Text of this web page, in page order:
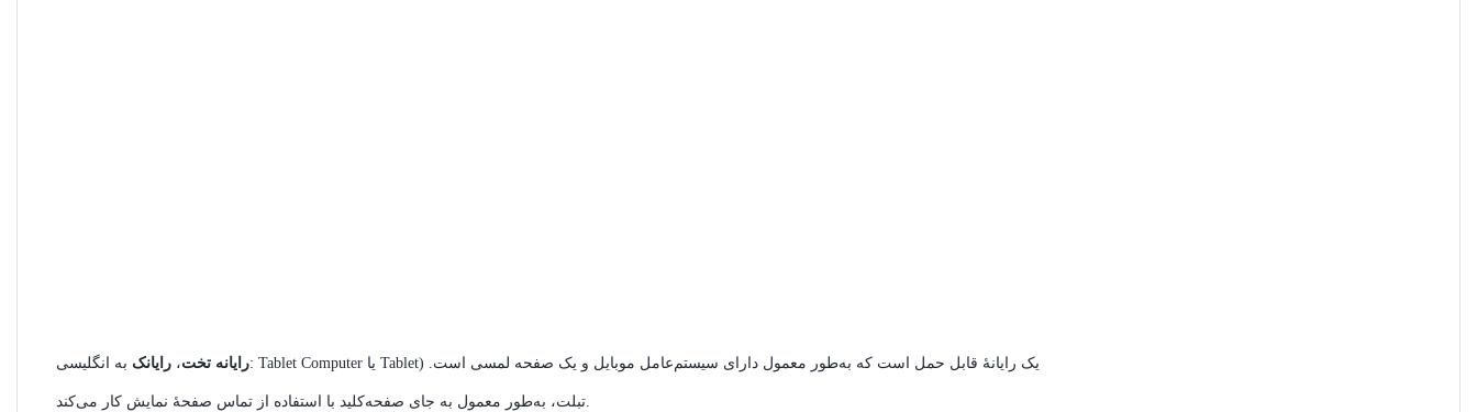
رایانه تخت، رایانک به انگلیسی: Tablet Computer یا Tablet) یک رایانهٔ قابل حمل است که به‌طور معمول دارای سیستم‌عامل موبایل و یک صفحه لمسی است.
تبلت، به‌طور معمول به جای صفحه‌کلید با استفاده از تماس صفحهٔ نمایش کار می‌کند.